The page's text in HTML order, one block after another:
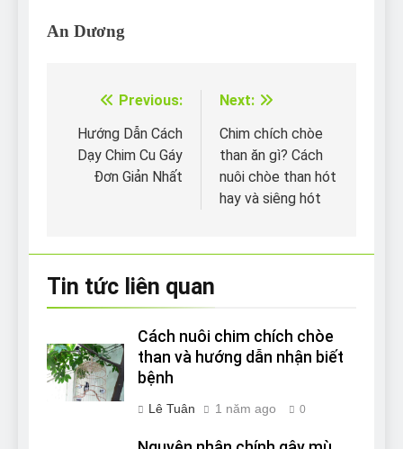
An Dương
Điều
hướng
bài
Previous:
Hướng Dẫn Cách
Dạy Chim Cu Gáy
Đơn Giản Nhất
Next:
Chim chích chòe
than ăn gì? Cách
nuôi chòe than hót
hay và siêng hót
Tin tức liên quan
Cách nuôi chim chích chòe
than và hướng dẫn nhận biết
bệnh
Lê Tuân 1 năm ago 0